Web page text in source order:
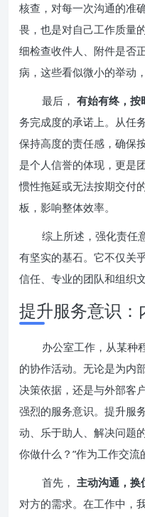
核查，对每一次沟通的准
畏，也是对自己工作质量
细检查收件人、附件是否
病，这些看似微小的举动
最后， 有始有终，按
务完成度的承诺上。从任
保持高度的责任感，确保
是个人信誉的体现，更是
惯性拖延或无法按期交付
板，影响整体效率。
综上所述，强化责任
有坚实的基石。它不仅关
信任、专业的团队和组织
提升服务意识
办公室工作，从某种
的协作活动。无论是为内
决策依据，还是与外部客
强烈的服务意识。提升服
动、乐于助人、解决问题
你做什么？”作为工作交流
首先， 主动沟通，换
对方的需求。在工作中，